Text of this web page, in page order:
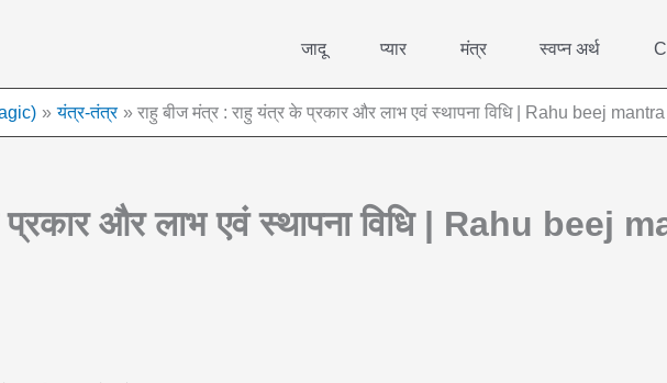
जादू प्यार मंत्र स्वप्न अर्थ
यंत्र-तंत्र राहु बीज मंत्र : राहु यंत्र के प्रकार और लाभ एवं स्थापना विधि | Rahu beej mantra
और लाभ एवं स्थापना विधि | Rahu beej